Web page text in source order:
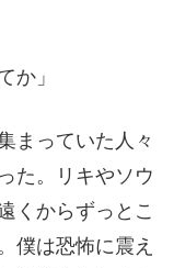
か」
まっていた人々
た。リキやソウ
くからずっとこ
僕は恐怖に震え